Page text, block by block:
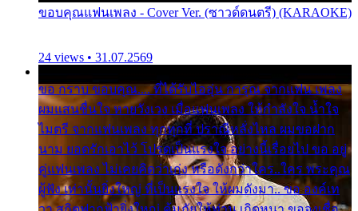
ขอบคุณแฟนเพลง - Cover Ver. (ซาวด์ดนตรี) (KARAOKE)
24 views • 31.07.2569
ขอ กราบ ขอบคุณ.... ที่ได้รับไออุ่น การุณ จากแฟน เพลง
ผมแสนชื่นใจ หายวังเวง เมื่อแฟนเพลง ให้กำลังใจ น้ำใจ
ไมตรี จากแฟนเพลง ทุกทุกที่ ปราณีหลั่งไหล ผมขอฝาก
นาม ยอดรักเอาไว้ โปรดเป็นแรงใจ อย่างนี้เรื่อยไป ขอ อยู่
คู่แฟนเพลง ไม่เคยคิดว่าเก่ง หรือดังกว่าใคร..ใคร พระคุณ
ผู้ฟัง เท่านั้นยิ่งใหญ่ ที่เป็นแรงใจ ให้ผมดังมา.. ขอ องค์เท